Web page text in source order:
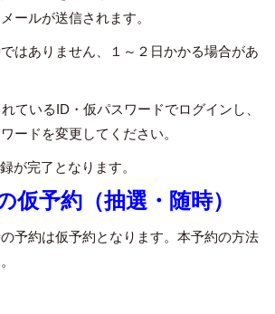
ールが送信されます。
りません、１～２日かかる場合があ
ているID・仮パスワードでログインし、
ードを変更してください。
完了となります。
仮予約（抽選・随時）
予約は仮予約となります。本予約の方法